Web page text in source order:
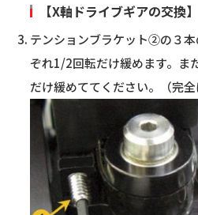
【X軸ドライブギアの交換】
テンションブラケット②の３
ぞれ1/2回転だけ緩めます。
だけ緩めててください。（完全